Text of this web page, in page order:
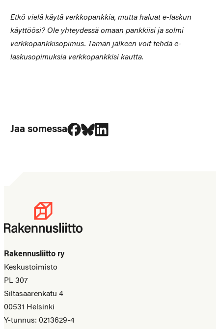
Etkö vielä käytä verkkopankkia, mutta haluat e-laskun
käyttöösi? Ole yhteydessä omaan pankkiisi ja solmi
verkkopankkisopimus. Tämän jälkeen voit tehdä e-
laskusopimuksia verkkopankkisi kautta.
Jaa somessa
Jaa Facebookissa
Jaa Blueskyssa
Jaa LinkedIn:ssä
Rakennusliitto ry
Keskustoimisto
PL 307
Siltasaarenkatu 4
00531 Helsinki
Y-tunnus: 0213629-4